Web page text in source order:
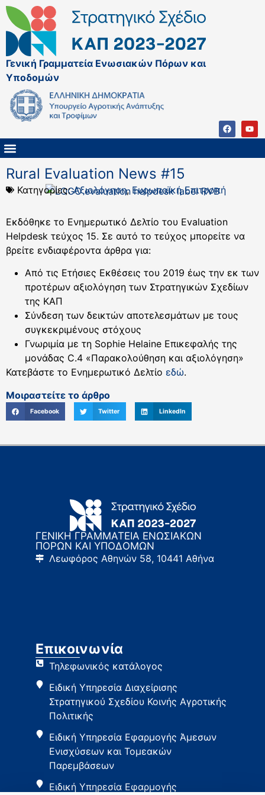
Γενική Γραμματεία Ενωσιακών Πόρων και
Υποδομών
Rural Evaluation News #15
Κατηγορίες:Αξιολόγηση,Ευρωπαϊκή Επιτροπή
Εκδόθηκε το Ενημερωτικό Δελτίο του Evaluation
Helpdesk τεύχος 15. Σε αυτό το τεύχος μπορείτε να
βρείτε ενδιαφέροντα άρθρα για:
Από τις Ετήσιες Εκθέσεις του 2019 έως την εκ των
προτέρων αξιολόγηση των Στρατηγικών Σχεδίων
της ΚΑΠ
Σύνδεση των δεικτών αποτελεσμάτων με τους
συγκεκριμένους στόχους
Γνωριμία με τη Sophie Helaine Επικεφαλής της
μονάδας C.4 «Παρακολούθηση και αξιολόγηση»
Κατεβάστε το Ενημερωτικό Δελτίο εδώ.
Μοιραστείτε το άρθρο
Facebook Twitter LinkedIn
ΓΕΝΙΚΗ ΓΡΑΜΜΑΤΕΙΑ ΕΝΩΣΙΑΚΩΝ
ΠΟΡΩΝ ΚΑΙ ΥΠΟΔΟΜΩΝ
Λεωφόρος Αθηνών 58, 10441 Αθήνα
Επικοινωνία
Τηλεφωνικός κατάλογος
Ειδική Υπηρεσία Διαχείρισης
Στρατηγικού Σχεδίου Κοινής Αγροτικής
Πολιτικής
Ειδική Υπηρεσία Εφαρμογής Άμεσων
Ενισχύσεων και Τομεακών
Παρεμβάσεων
Ειδική Υπηρεσία Εφαρμογής